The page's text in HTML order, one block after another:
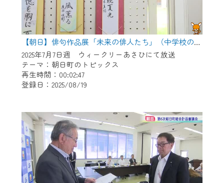
【朝日】俳句作品展「未来の俳人たち」（中学校の部）
2025年7月7日週 ウィークリーあさひにて放送
テーマ：朝日町のトピックス
再生時間：00:02:47
登録日：2025/08/19